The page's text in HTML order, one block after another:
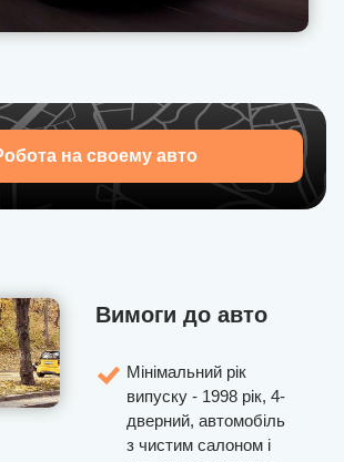
на своему авто
Вимоги до авто
Мінімальний рік
випуску - 1998 рік, 4-
дверний, автомобіль
з чистим салоном і